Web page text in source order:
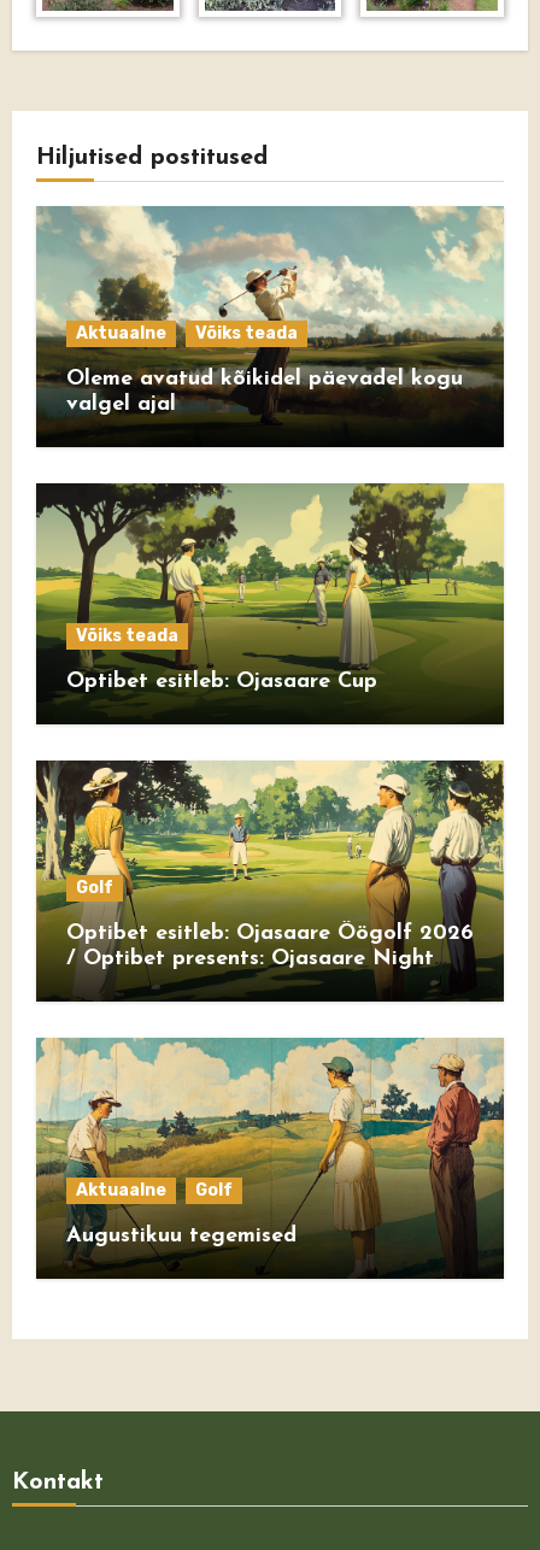
Hiljutised postitused
Aktuaalne Võiks teada
Oleme avatud kõikidel päevadel kogu
valgel ajal
Võiks teada
Optibet esitleb: Ojasaare Cup
Golf
Optibet esitleb: Ojasaare Öögolf 2026
/ Optibet presents: Ojasaare Night
Golf 2026
Aktuaalne Golf
Augustikuu tegemised
Kontakt